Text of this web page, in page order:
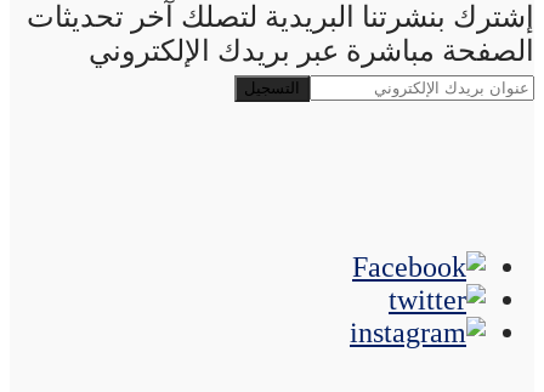
إشترك بنشرتنا البريدية لتصلك آخر تحديثات
الصفحة مباشرة عبر بريدك الإلكتروني